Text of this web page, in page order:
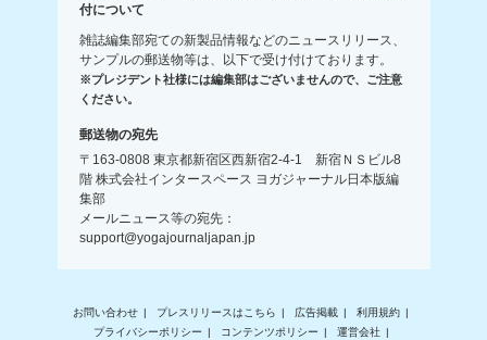
付について
雑誌編集部宛ての新製品情報などのニュースリリース、
サンプルの郵送物等は、以下で受け付けております。
※プレジデント社様には編集部はございませんので、ご注意
ください。
郵送物の宛先
〒163-0808 東京都新宿区西新宿2-4-1 新宿ＮＳビル8
階 株式会社インタースペース ヨガジャーナル日本版編
集部
メールニュース等の宛先：
support@yogajournaljapan.jp
お問い合わせ プレスリリースはこちら 広告掲載
利用規約
プライバシーポリシー
コンテンツポリシー 運営会社